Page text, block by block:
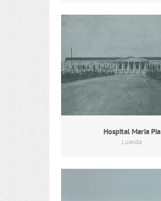
Hospital Maria Pia
Luanda